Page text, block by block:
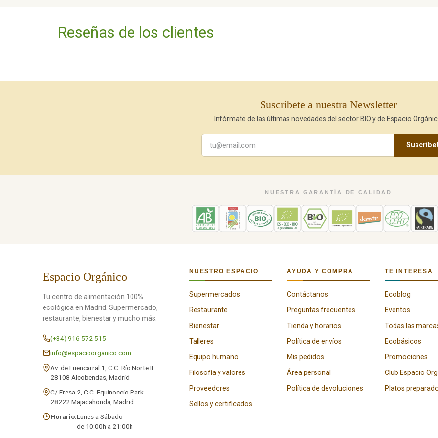
Reseñas de los clientes
Suscríbete a nuestra Newsletter
Infórmate de las últimas novedades del sector BIO y de Espacio
NUESTRA GARANTÍA DE CALIDAD
Espacio Orgánico
Tu centro de alimentación 100%
ecológica en Madrid. Supermercado,
restaurante, bienestar y mucho más.
(+34) 916 572 515
info@espacioorganico.com
Av. de Fuencarral 1, C.C. Río Norte II
28108 Alcobendas, Madrid
C/ Fresa 2, C.C. Equinoccio Park
28222 Majadahonda, Madrid
Horario:Lunes a Sábado
de 10:00h a 21:00h
NUESTRO ESPACIO
Supermercados
Restaurante
Bienestar
Talleres
Equipo humano
Filosofía y valores
Proveedores
Sellos y certificados
AYUDA Y COMPRA
Contáctanos
Preguntas frecuentes
Tienda y horarios
Política de envíos
Mis pedidos
Área personal
Política de devoluciones
TE INTERESA
Ecoblog
Eventos
Todas las
Ecobásicos
Promociones
Club Espacio
Platos